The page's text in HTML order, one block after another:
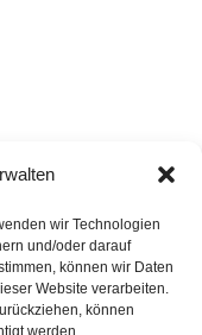
wir Technologien
und/oder darauf
können wir Daten
Website verarbeiten.
können
werden.